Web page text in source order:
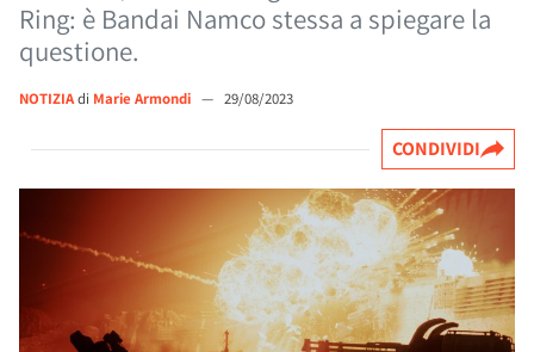
Ring: è Bandai Namco stessa a spiegare la
questione.
NOTIZIAdi Marie Armondi — 29/08/2023
CONDIVIDI